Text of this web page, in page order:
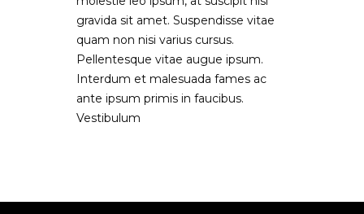
gravida sit amet. Suspendisse vitae
quam non nisi varius cursus.
Pellentesque vitae augue ipsum.
Interdum et malesuada fames ac
ante ipsum primis in faucibus.
Vestibulum